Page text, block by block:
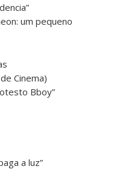
um pequeno
Cinema)
Bboy”
a luz”